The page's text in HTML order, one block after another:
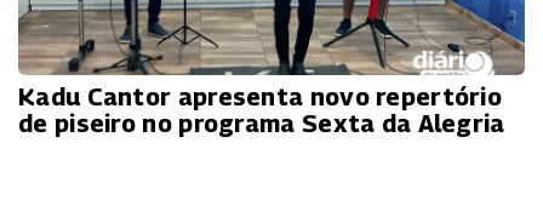
Kadu Cantor apresenta novo repertório
de piseiro no programa Sexta da Alegria